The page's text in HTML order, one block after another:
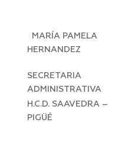
MARÍA PAMELA
HERNANDEZ
SECRETARIA
ADMINISTRATIVA
H.C.D. SAAVEDRA –
PIGÜÉ